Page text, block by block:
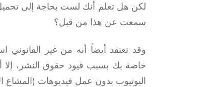
لكن هل تعلم أنك لست بحاجة إلى
سمعت عن هذا من قبل؟
وقد تعتقد أيضاً أنه من غير
خاصة بك بسبب قيود حقوق النشر، إلا
اليوتيوب بدون عمل فيديوهات (المشاع